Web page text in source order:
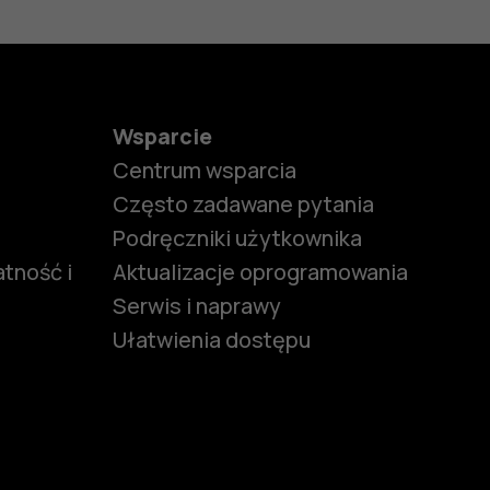
i
Wsparcie
Centrum wsparcia
Często zadawane pytania
Podręczniki użytkownika
Aktualizacje oprogramowania
Serwis i naprawy
Ułatwienia dostępu